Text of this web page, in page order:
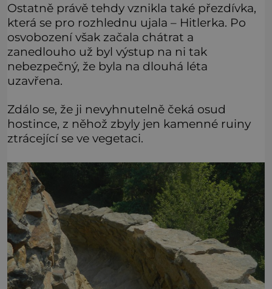
Ostatně právě tehdy vznikla také přezdívka,
která se pro rozhlednu ujala – Hitlerka. Po
osvobození však začala chátrat a
zanedlouho už byl výstup na ni tak
nebezpečný, že byla na dlouhá léta
uzavřena.
Zdálo se, že ji nevyhnutelně čeká osud
hostince, z něhož zbyly jen kamenné ruiny
ztrácející se ve vegetaci.